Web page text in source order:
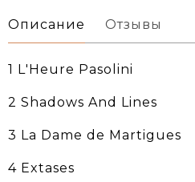
Описание Отзывы
1 L'Heure Pasolini
2 Shadows And Lines
3 La Dame de Martigues
4 Extases